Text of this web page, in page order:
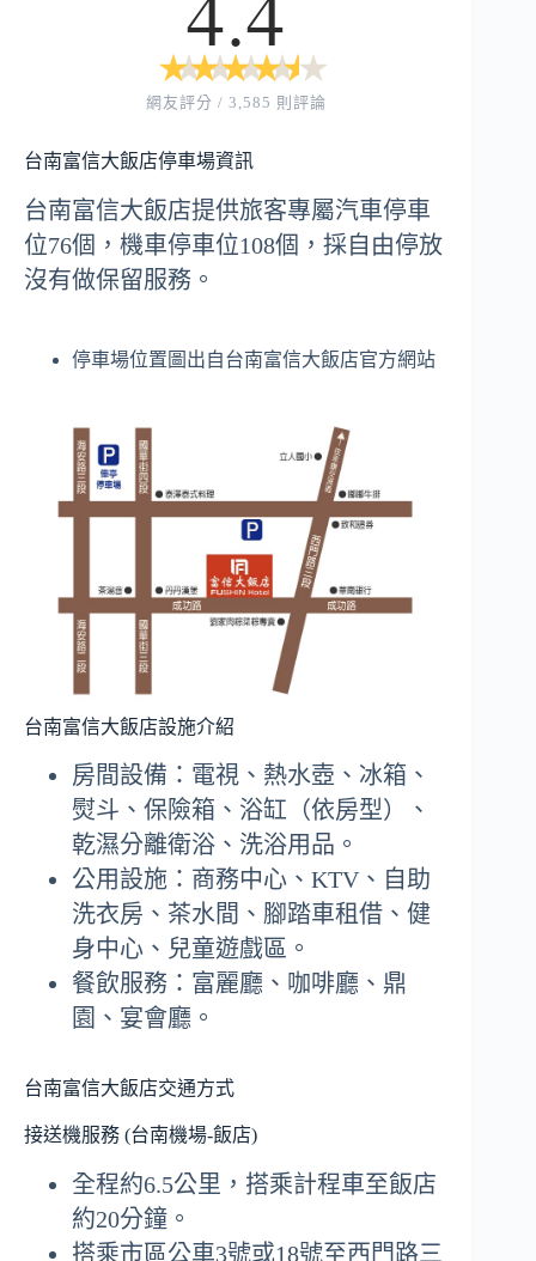
★
★ ★
★ ★
★ ★
★ ★
★
網友評分 / 3,585 則評論
台南富信大飯店停車場資訊
台南富信大飯店提供旅客專屬汽車停車
位76個，機車停車位108個，採自由停放
沒有做保留服務。
停車場位置圖出自台南富信大飯店官方網站
台南富信大飯店設施介紹
房間設備：電視、熱水壺、冰箱、
熨斗、保險箱、浴缸（依房型）、
乾濕分離衛浴、洗浴用品。
公用設施：商務中心、KTV、自助
洗衣房、茶水間、腳踏車租借、健
身中心、兒童遊戲區。
餐飲服務：富麗廳、咖啡廳、鼎
園、宴會廳。
台南富信大飯店交通方式
接送機服務 (台南機場-飯店)
全程約6.5公里，搭乘計程車至飯店
約20分鐘。
搭乘市區公車3號或18號至西門路三